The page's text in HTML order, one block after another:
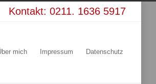
Kontakt: 0211. 1636 5917
mich Impressum Datenschutz